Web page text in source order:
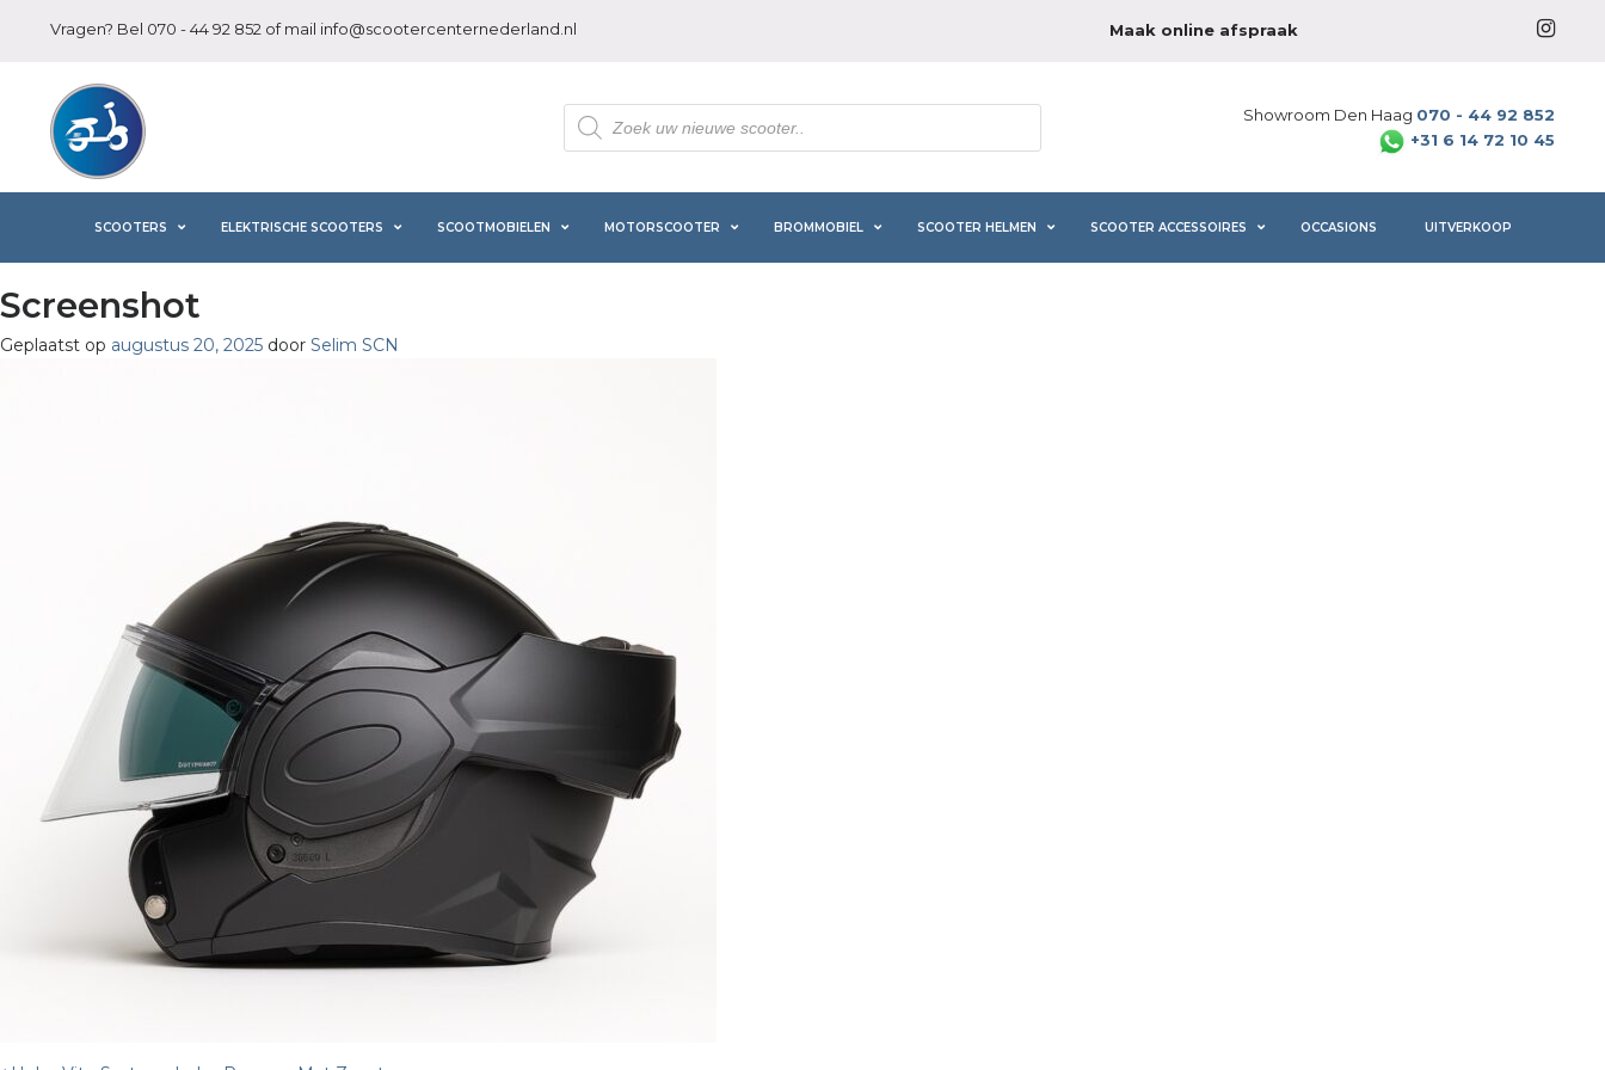
Vragen? Bel 070 - 44 92 852 of mail info@scootercenternederland.nl Maak online afspraak
Producten
zoeken
Showroom Den Haag 070 - 44 92 852
+31 6 14 72 10 45
SCOOTERS ELEKTRISCHE SCOOTERS SCOOTMOBIELEN MOTORSCOOTER BROMMOBIEL SCOOTER HELMEN SCOOTER ACCESSOIRES OCCASIONS UITVERKOOP
Screenshot
Geplaatst op augustus 20, 2025 door Selim SCN